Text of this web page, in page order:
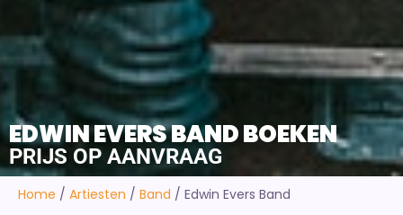
PRIJS OP AANVRAAG
EDWIN EVERS BAND BOEKEN
Home / Artiesten / Band / Edwin Evers Band